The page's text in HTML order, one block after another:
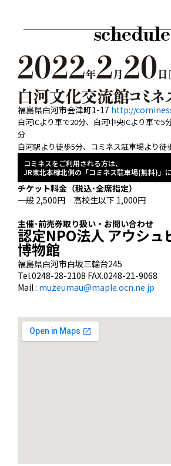
schedule
福島県白河市会津町1-17 http://
白河ICより車で20分、白河中央ICより車で5
分
白河駅より徒歩5分、コミネス駐車場より徒
コミネスをご利用される方は、
JR東北本線北側の「コミネス駐車場(無料)」
チケット料金（税込･全席指定）
一般 2,500円 高校生以下 1,000円
主催･前売券取り扱い・お問い合わせ
認定NPO法人 アウシュ
博物館
福島県白河市白坂三輪台245
Tel.0248-28-2108 FAX.0248-21-9068
Mail : muzeumau@maple.ocn.ne.jp